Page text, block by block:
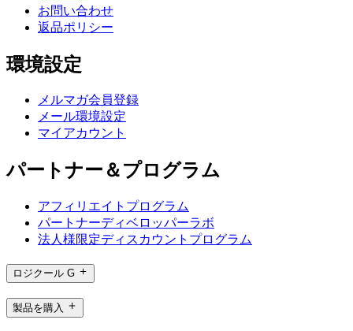
お問い合わせ
返品ポリシー
環境設定
メルマガ会員登録
メール環境設定
マイアカウント
パートナー＆プログラム
アフィリエイトプログラム
パートナーディベロッパーラボ
法人様限定ディスカウントプログラム
ロジクール G
製品を購入